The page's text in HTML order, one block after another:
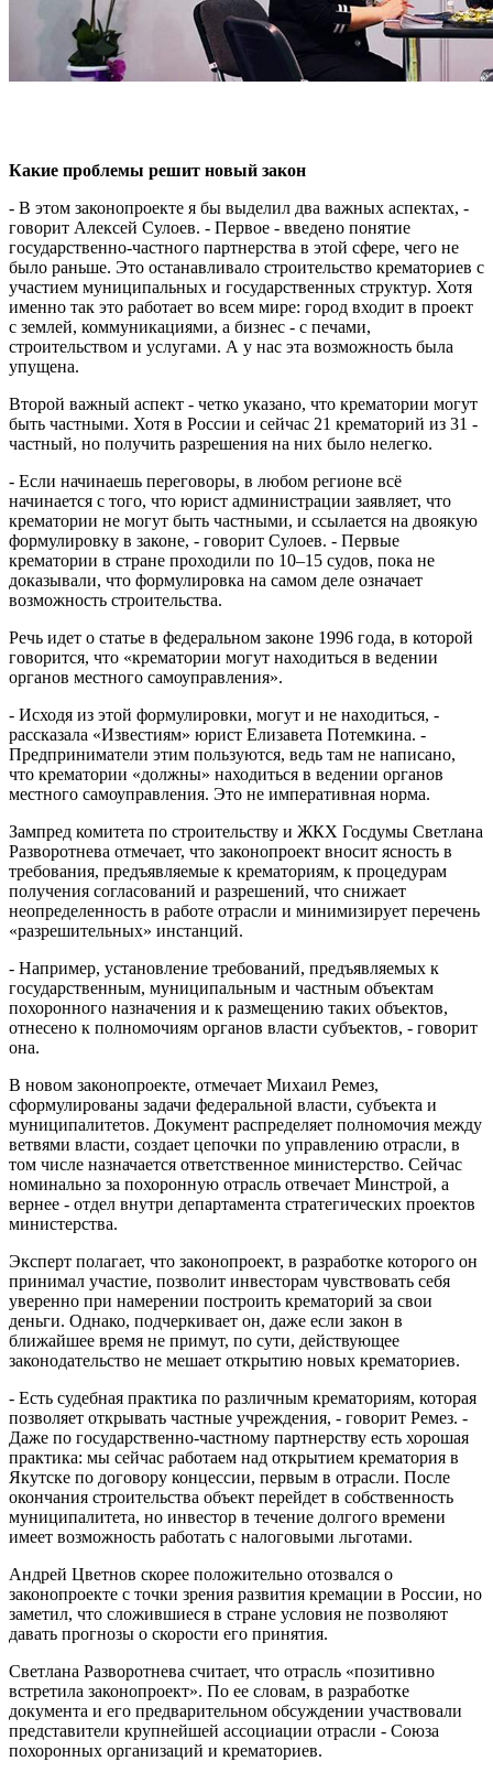
Какие проблемы решит новый закон
- В этом законопроекте я бы выделил два важных аспектах, -
говорит Алексей Сулоев. - Первое - введено понятие
государственно-частного партнерства в этой сфере, чего не
было раньше. Это останавливало строительство крематориев с
участием муниципальных и государственных структур. Хотя
именно так это работает во всем мире: город входит в проект
с землей, коммуникациями, а бизнес - с печами,
строительством и услугами. А у нас эта возможность была
упущена.
Второй важный аспект - четко указано, что крематории могут
быть частными. Хотя в России и сейчас 21 крематорий из 31 -
частный, но получить разрешения на них было нелегко.
- Если начинаешь переговоры, в любом регионе всё
начинается с того, что юрист администрации заявляет, что
крематории не могут быть частными, и ссылается на двоякую
формулировку в законе, - говорит Сулоев. - Первые
крематории в стране проходили по 10–15 судов, пока не
доказывали, что формулировка на самом деле означает
возможность строительства.
Речь идет о статье в федеральном законе 1996 года, в которой
говорится, что «крематории могут находиться в ведении
органов местного самоуправления».
- Исходя из этой формулировки, могут и не находиться, -
рассказала «Известиям» юрист Елизавета Потемкина. -
Предприниматели этим пользуются, ведь там не написано,
что крематории «должны» находиться в ведении органов
местного самоуправления. Это не императивная норма.
Зампред комитета по строительству и ЖКХ Госдумы Светлана
Разворотнева отмечает, что законопроект вносит ясность в
требования, предъявляемые к крематориям, к процедурам
получения согласований и разрешений, что снижает
неопределенность в работе отрасли и минимизирует перечень
«разрешительных» инстанций.
- Например, установление требований, предъявляемых к
государственным, муниципальным и частным объектам
похоронного назначения и к размещению таких объектов,
отнесено к полномочиям органов власти субъектов, - говорит
она.
В новом законопроекте, отмечает Михаил Ремез,
сформулированы задачи федеральной власти, субъекта и
муниципалитетов. Документ распределяет полномочия между
ветвями власти, создает цепочки по управлению отрасли, в
том числе назначается ответственное министерство. Сейчас
номинально за похоронную отрасль отвечает Минстрой, а
вернее - отдел внутри департамента стратегических проектов
министерства.
Эксперт полагает, что законопроект, в разработке которого он
принимал участие, позволит инвесторам чувствовать себя
уверенно при намерении построить крематорий за свои
деньги. Однако, подчеркивает он, даже если закон в
ближайшее время не примут, по сути, действующее
законодательство не мешает открытию новых крематориев.
- Есть судебная практика по различным крематориям, которая
позволяет открывать частные учреждения, - говорит Ремез. -
Даже по государственно-частному партнерству есть хорошая
практика: мы сейчас работаем над открытием крематория в
Якутске по договору концессии, первым в отрасли. После
окончания строительства объект перейдет в собственность
муниципалитета, но инвестор в течение долгого времени
имеет возможность работать с налоговыми льготами.
Андрей Цветнов скорее положительно отозвался о
законопроекте с точки зрения развития кремации в России, но
заметил, что сложившиеся в стране условия не позволяют
давать прогнозы о скорости его принятия.
Светлана Разворотнева считает, что отрасль «позитивно
встретила законопроект». По ее словам, в разработке
документа и его предварительном обсуждении участвовали
представители крупнейшей ассоциации отрасли - Союза
похоронных организаций и крематориев.